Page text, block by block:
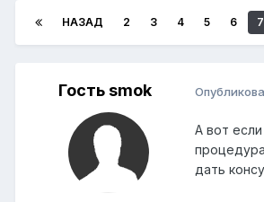
НАЗАД 2 3 4 5 6 7
Гость smok
А вот
дать